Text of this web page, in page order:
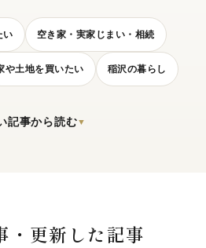
い 空き家・実家じまい・相続
や土地を買いたい 稲沢の暮らし
記事から読む ▼
・更新した記事